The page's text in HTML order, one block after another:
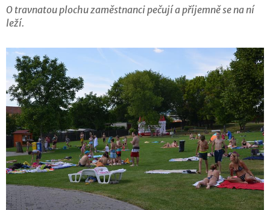
O travnatou plochu zaměstnanci pečují a příjemně se na ní
leží.